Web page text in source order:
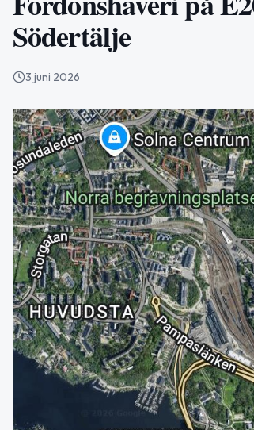
Södertälje
3 juni 2026